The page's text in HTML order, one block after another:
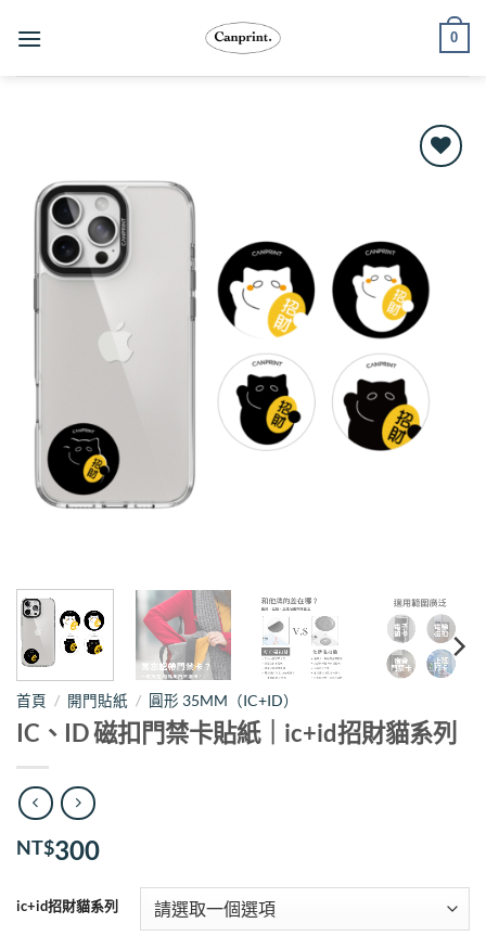
0
首頁 / 開門貼紙 / 圓形 35MM（IC+ID）
IC、ID 磁扣門禁卡貼紙｜ic+id招財貓系列
NT$300
ic+id招財貓系列